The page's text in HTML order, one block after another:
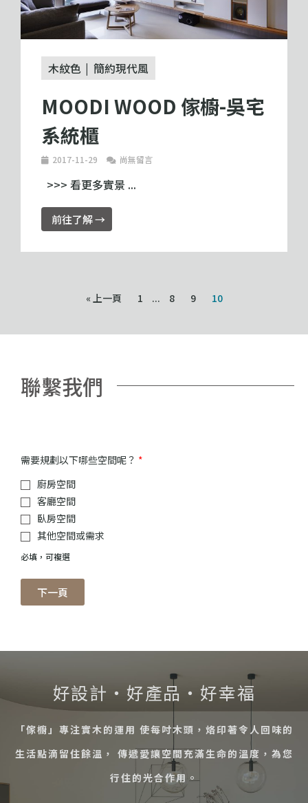
木紋色 簡約現代風
MOODI WOOD 傢櫥-吳宅
系統櫃
2017-11-29 尚無留言
>>> 看更多實景 ...
前往了解 →
« 上一頁 1 ... 8 9 10
聯繫我們
需要規劃以下哪些空間呢？ *
廚房空間
客廳空間
臥房空間
其他空間或需求
必填，可複選
下一頁
好設計・好產品・好幸福
「傢櫥」專注實木的運用 使每吋木頭，烙印著令人回味的
生活點滴留住餘溫， 傳遞愛讓空間充滿生命的溫度，為您
行住的光合作用。